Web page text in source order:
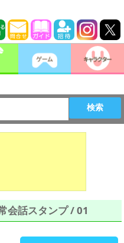
検索
会話スタンプ / 01